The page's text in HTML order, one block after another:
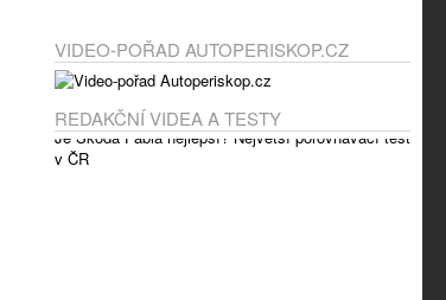
VIDEO-POŘAD AUTOPERISKOP.CZ
REDAKČNÍ VIDEA A TESTY